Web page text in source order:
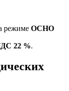
режиме ОСНО
22 %.